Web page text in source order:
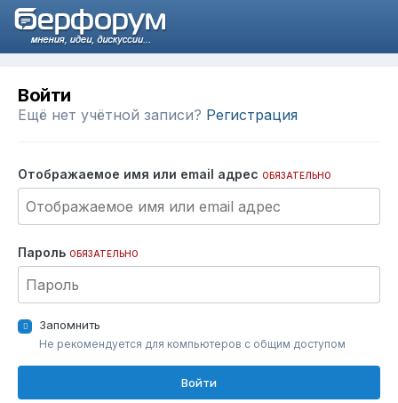
Войти
Ещё нет учётной записи? Регистрация
Отображаемое имя или email адрес ОБЯЗАТЕЛЬНО
Пароль ОБЯЗАТЕЛЬНО
Запомнить
Не рекомендуется для компьютеров с общим доступом
Войти